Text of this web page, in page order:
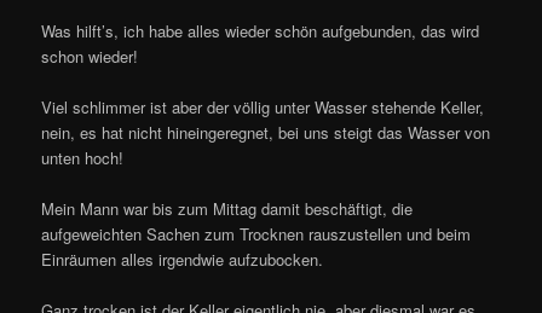
Was hilft’s, ich habe alles wieder schön aufgebunden, das wird
schon wieder!
Viel schlimmer ist aber der völlig unter Wasser stehende Keller,
nein, es hat nicht hineingeregnet, bei uns steigt das Wasser von
unten hoch!
Mein Mann war bis zum Mittag damit beschäftigt, die
aufgeweichten Sachen zum Trocknen rauszustellen und beim
Einräumen alles irgendwie aufzubocken.